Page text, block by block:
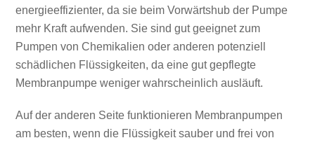
energieeffizienter, da sie beim Vorwärtshub der Pumpe
mehr Kraft aufwenden. Sie sind gut geeignet zum
Pumpen von Chemikalien oder anderen potenziell
schädlichen Flüssigkeiten, da eine gut gepflegte
Membranpumpe weniger wahrscheinlich ausläuft.
Auf der anderen Seite funktionieren Membranpumpen
am besten, wenn die Flüssigkeit sauber und frei von